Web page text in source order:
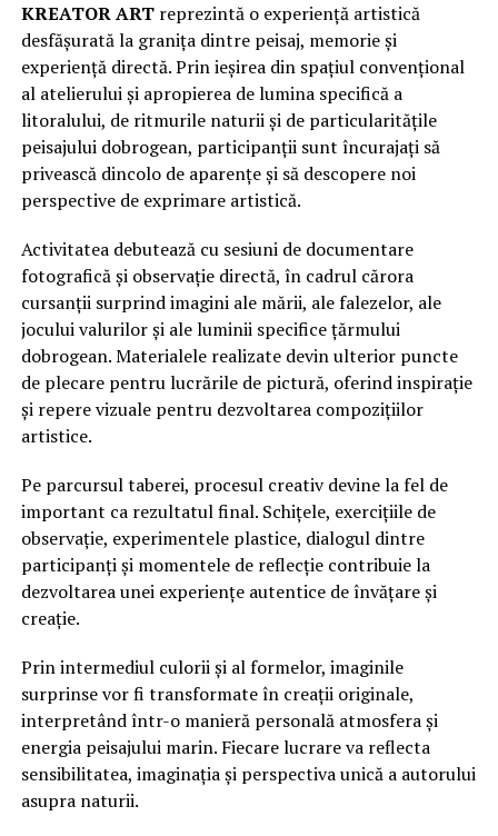
KREATOR ARTreprezintă o experiență artistică
desfășurată la granița dintre peisaj, memorie și
experiență directă. Prin ieșirea din spațiul convențional
al atelierului și apropierea de lumina specifică a
litoralului, de ritmurile naturii și de particularitățile
peisajului dobrogean, participanții sunt încurajați să
privească dincolo de aparențe și să descopere noi
perspective de exprimare artistică.
Activitatea debutează cu sesiuni de documentare
fotografică și observație directă, în cadrul cărora
cursanții surprind imagini ale mării, ale falezelor, ale
jocului valurilor și ale luminii specifice țărmului
dobrogean. Materialele realizate devin ulterior puncte
de plecare pentru lucrările de pictură, oferind inspirație
și repere vizuale pentru dezvoltarea compozițiilor
artistice.
Pe parcursul taberei, procesul creativ devine la fel de
important ca rezultatul final. Schițele, exercițiile de
observație, experimentele plastice, dialogul dintre
participanți și momentele de reflecție contribuie la
dezvoltarea unei experiențe autentice de învățare și
creație.
Prin intermediul culorii și al formelor, imaginile
surprinse vor fi transformate în creații originale,
interpretând într-o manieră personală atmosfera și
energia peisajului marin. Fiecare lucrare va reflecta
sensibilitatea, imaginația și perspectiva unică a autorului
asupra naturii.